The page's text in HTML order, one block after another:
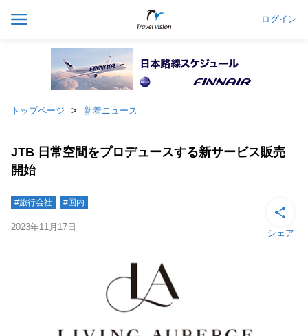
ログイン
トップページ 新着ニュース
JTB 日常空間をプロデュースする新サービス販売
開始
#旅行会社 #国内
2023年11月17日
シェア